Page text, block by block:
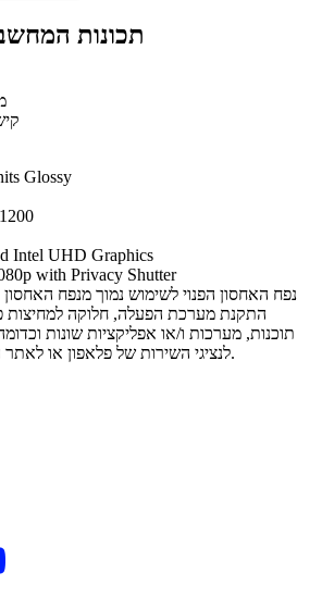
תכונות המחשב
Glossy
Intel UHD Graphics
with Privacy Shutter
נפח האחסון הפנוי לשימוש נמוך מנפח
התקנת מערכת הפעלה, חלוקה למחיצות
תוכנות, מערכות ו/או אפליקציות שונות
לנציגי השירות של פלאפון או לאתר היצרן או ליצרן או ליבואן.